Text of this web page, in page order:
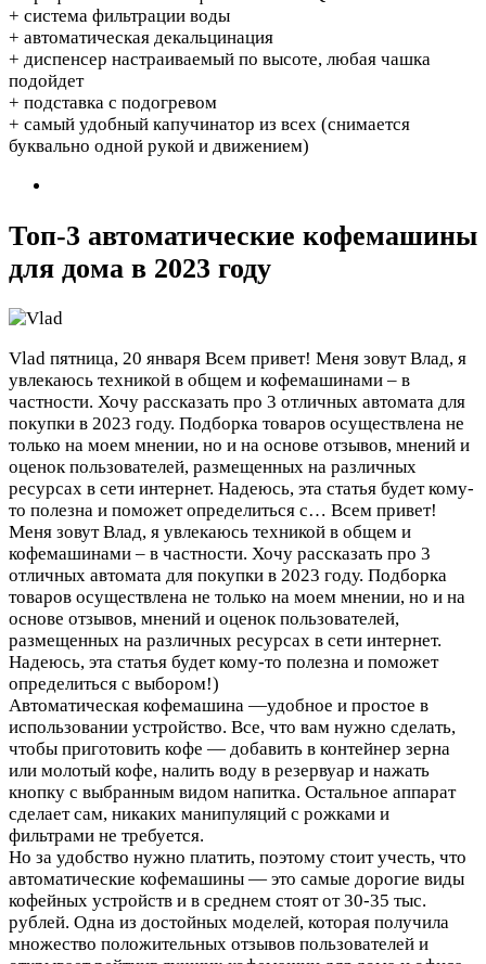
+ система фильтрации воды
+ автоматическая декальцинация
+ диспенсер настраиваемый по высоте, любая чашка
подойдет
+ подставка с подогревом
+ самый удобный капучинатор из всех (снимается
буквально одной рукой и движением)
Топ-3 автоматические кофемашины
для дома в 2023 году
Vlad пятница, 20 января Всем привет! Меня зовут Влад, я
увлекаюсь техникой в общем и кофемашинами – в
частности. Хочу рассказать про 3 отличных автомата для
покупки в 2023 году. Подборка товаров осуществлена не
только на моем мнении, но и на основе отзывов, мнений и
оценок пользователей, размещенных на различных
ресурсах в сети интернет. Надеюсь, эта статья будет кому-
то полезна и поможет определиться с… Всем привет!
Меня зовут Влад, я увлекаюсь техникой в общем и
кофемашинами – в частности. Хочу рассказать про 3
отличных автомата для покупки в 2023 году. Подборка
товаров осуществлена не только на моем мнении, но и на
основе отзывов, мнений и оценок пользователей,
размещенных на различных ресурсах в сети интернет.
Надеюсь, эта статья будет кому-то полезна и поможет
определиться с выбором!)
Автоматическая кофемашина —удобное и простое в
использовании устройство. Все, что вам нужно сделать,
чтобы приготовить кофе — добавить в контейнер зерна
или молотый кофе, налить воду в резервуар и нажать
кнопку с выбранным видом напитка. Остальное аппарат
сделает сам, никаких манипуляций с рожками и
фильтрами не требуется.
Но за удобство нужно платить, поэтому стоит учесть, что
автоматические кофемашины — это самые дорогие виды
кофейных устройств и в среднем стоят от 30-35 тыс.
рублей. Одна из достойных моделей, которая получила
множество положительных отзывов пользователей и